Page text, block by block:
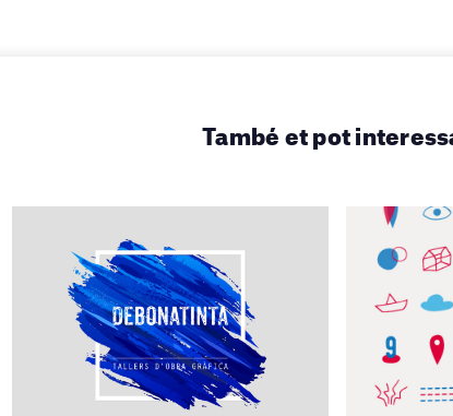
També et pot